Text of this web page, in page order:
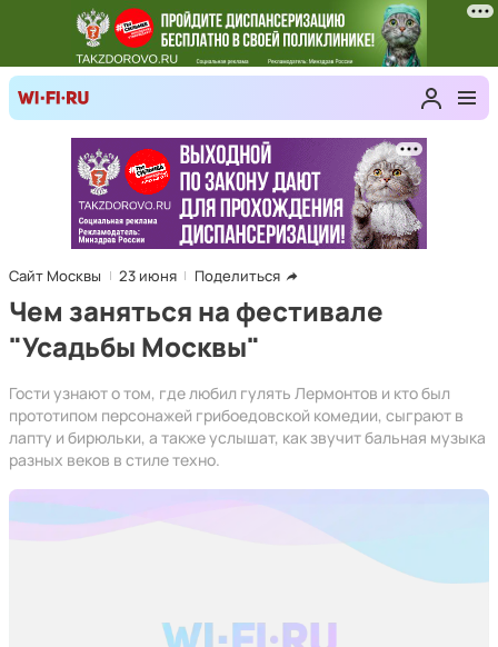
Сайт Москвы 23 июня Поделиться
Чем заняться на фестивале
"Усадьбы Москвы"
Гости узнают о том, где любил гулять Лермонтов и кто был
прототипом персонажей грибоедовской комедии, сыграют в
лапту и бирюльки, а также услышат, как звучит бальная музыка
разных веков в стиле техно.